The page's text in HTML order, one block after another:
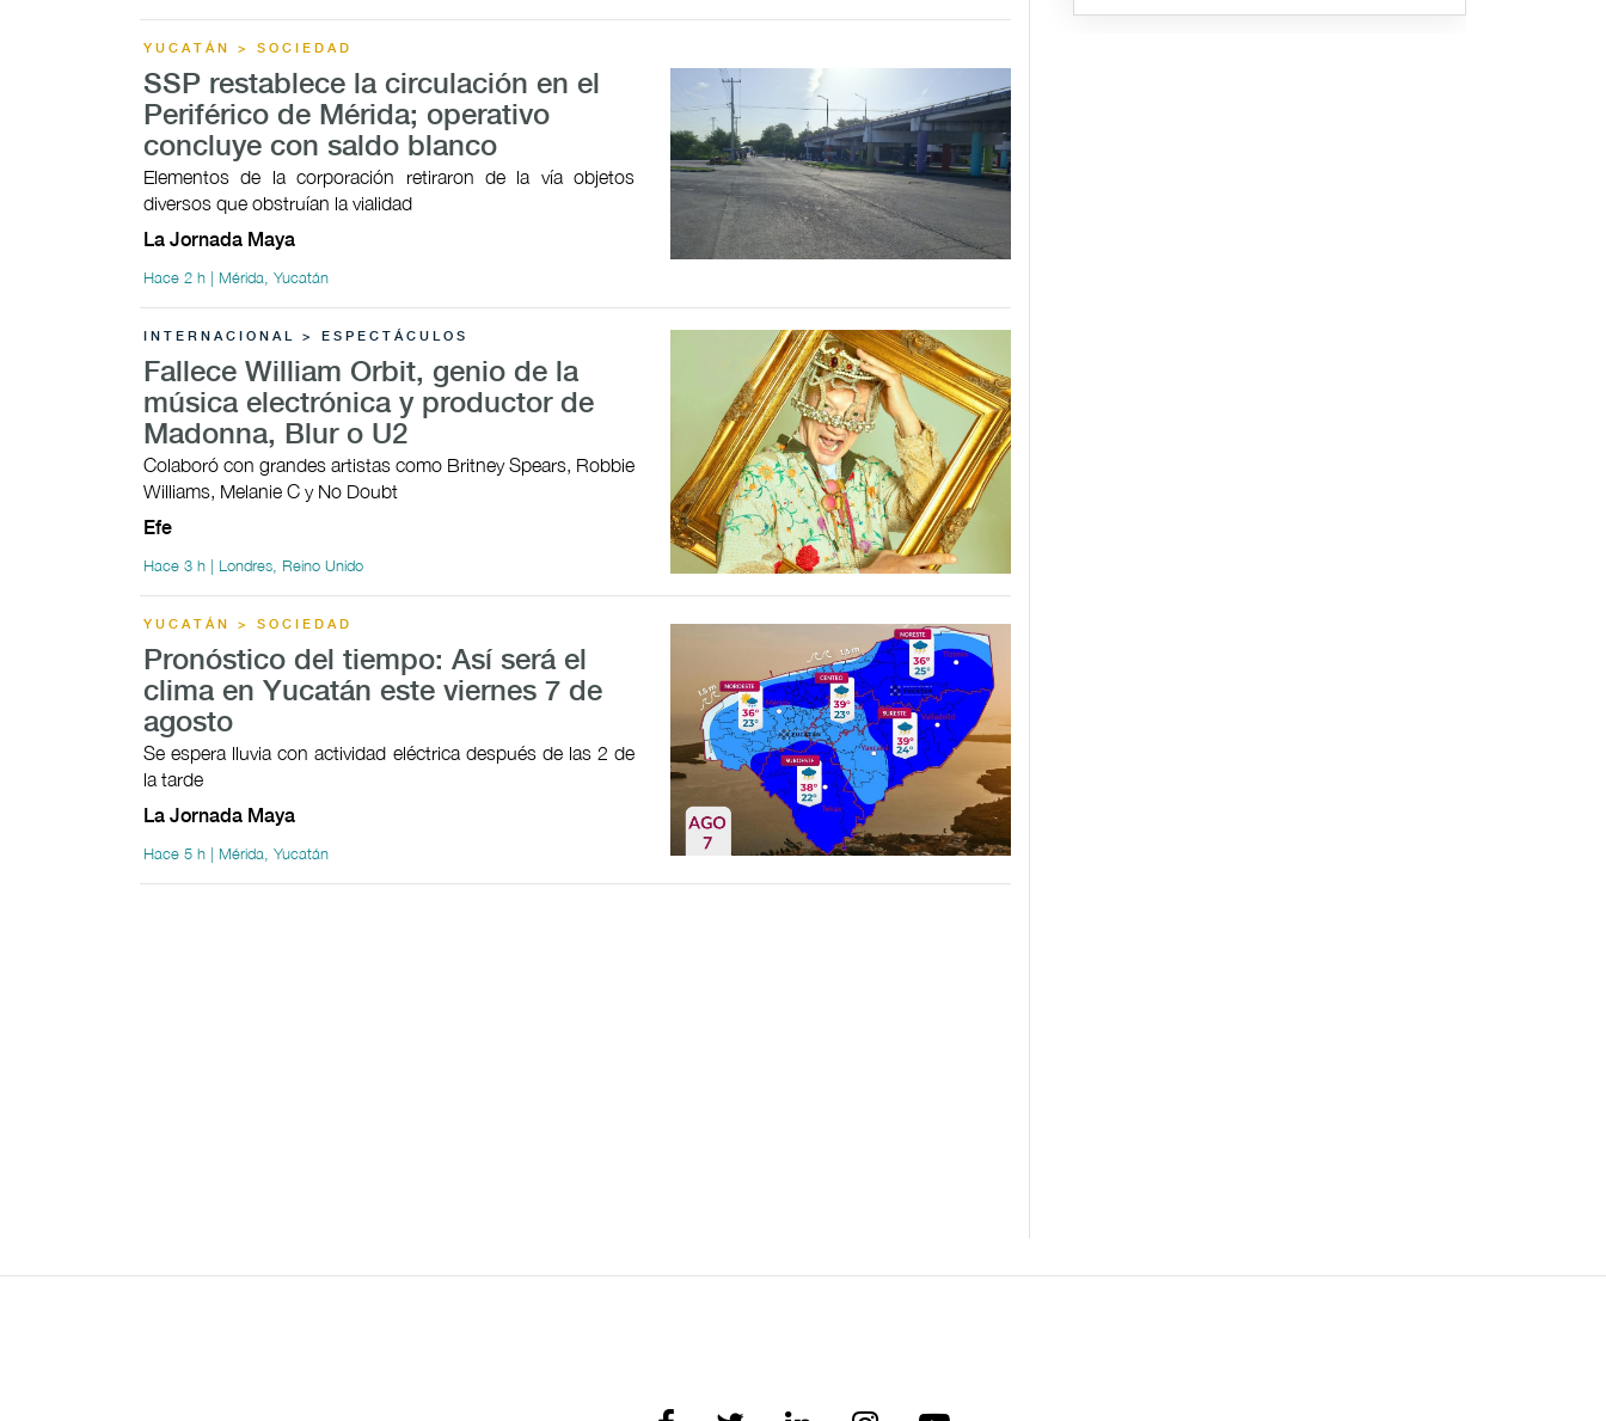
YUCATÁN > SOCIEDAD
SSP restablece la circulación en el
Periférico de Mérida; operativo
concluye con saldo blanco
Elementos de la corporación retiraron de la vía objetos
diversos que obstruían la vialidad
La Jornada Maya
Hace 2 h | Mérida, Yucatán
INTERNACIONAL > ESPECTÁCULOS
Fallece William Orbit, genio de la
música electrónica y productor de
Madonna, Blur o U2
Colaboró con grandes artistas como Britney Spears, Robbie
Williams, Melanie C y No Doubt
Efe
Hace 3 h | Londres, Reino Unido
YUCATÁN > SOCIEDAD
Pronóstico del tiempo: Así será el
clima en Yucatán este viernes 7 de
agosto
Se espera lluvia con actividad eléctrica después de las 2 de
la tarde
La Jornada Maya
Hace 5 h | Mérida, Yucatán